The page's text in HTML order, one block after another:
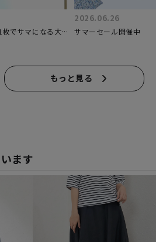
でサマになる大人
2026.06.26
サマーセール開催中
もっと見る
ます